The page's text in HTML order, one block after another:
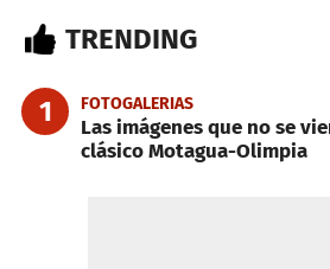
TRENDING
1 FOTOGALERIAS
Las imágenes que no se
clásico Motagua-Olimpia